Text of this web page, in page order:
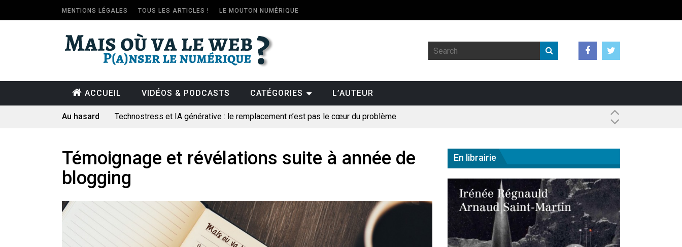
MENTIONS LÉGALES TOUS LES ARTICLES ! LE MOUTON NUMÉRIQUE
ACCUEIL VIDÉOS & PODCASTS CATÉGORIES L’AUTEUR
Au hasard
Technostress et IA générative : le remplacement n’est pas le cœur du problème
Le consultant : une lecture sociologique
Artemis II : objectif nul
Quand Mistral veut moraliser le pillage
Commentaire sur la polémique des perroquets
Les syndicats, (tout) contre l’IA
En Seine-et-Marne, le projet de Campus IA doit sortir des champs : « On impose et copie le gigantisme états-
Témoignage et révélations suite à année de
blogging
En librairie